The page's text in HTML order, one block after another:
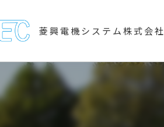
菱興電機システム株式会社